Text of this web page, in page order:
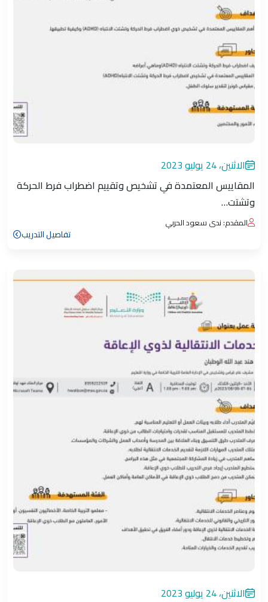
الاثنين، 24 يوليو 2023
المقاييس المعتمدة في تشخيص وتقييم اضطراب فرط الحركة
وتشتت…
المقدم: ندى سعود الحربي
تفاصيل التدريب
الاثنين، 24 يوليو 2023